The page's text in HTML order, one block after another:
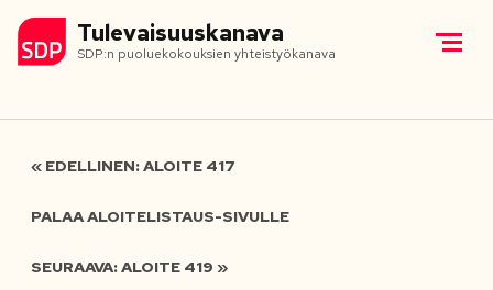
Tulevaisuuskanava
SDP:n puoluekokouksien yhteistyökanava
« EDELLINEN: ALOITE 417
PALAA ALOITELISTAUS-SIVULLE
SEURAAVA: ALOITE 419 »